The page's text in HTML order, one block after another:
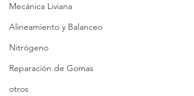
Mecánica Liviana
Alineamiento y Balanceo
Nitrógeno
Reparación de Gomas
otros